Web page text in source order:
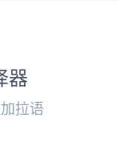
器
拉语